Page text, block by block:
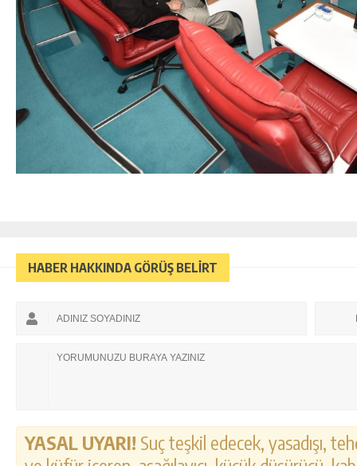
HABER HAKKINDA GÖRÜŞ BELİRT
YASAL UYARI! Suç teşkil edecek, yasadışı,